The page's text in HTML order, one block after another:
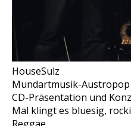
HouseSulz
Mundartmusik-
CD-Präsentation und
Mal klingt es bluesig,